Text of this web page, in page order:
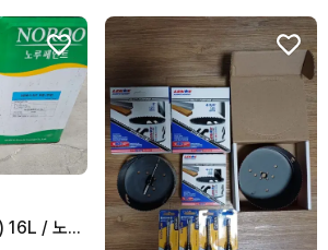
스포탄 하도(ECO) 16L / 노루페인트 크린폭시 하도 투명 16L